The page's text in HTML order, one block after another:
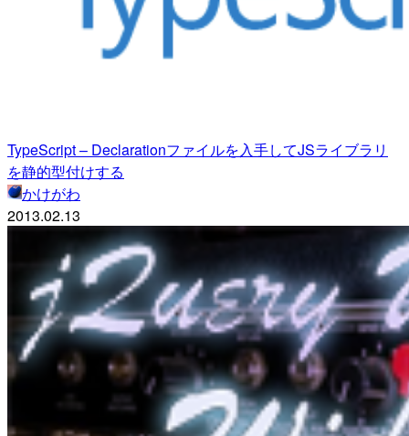
TypeScript – Declarationファイルを入手してJSライブラリ
を静的型付けする
かけがわ
2013.02.13